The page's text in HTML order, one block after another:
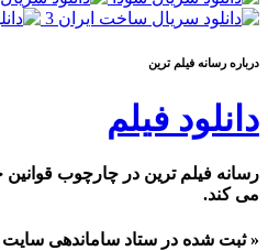
درباره رسانه فيلم ترين
دانلود فیلم
رسانه فیلم ترین در چارچوب
می کند.
« ثبت شده در ستاد ساماندهی سایت